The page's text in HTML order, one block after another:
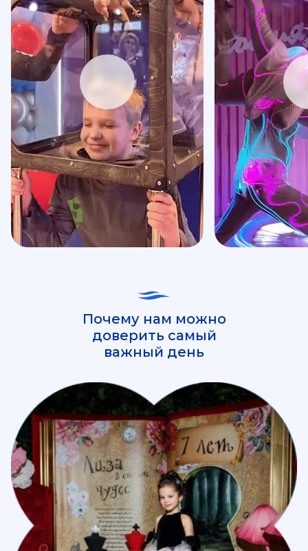
Почему нам можно
доверить самый
важный день